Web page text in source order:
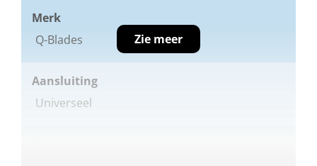
Merk
Q-Blades
Aansluiting
Universeel
Zie meer